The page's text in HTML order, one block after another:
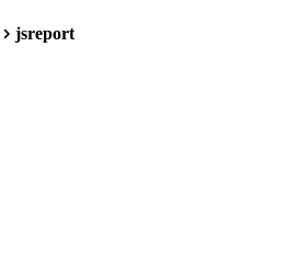
jsreport